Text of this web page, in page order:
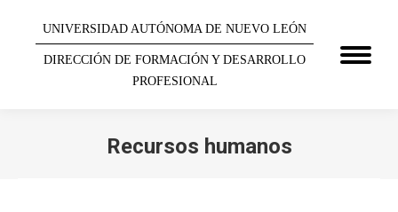
UNIVERSIDAD AUTÓNOMA DE NUEVO LEÓN
DIRECCIÓN DE FORMACIÓN Y DESARROLLO
PROFESIONAL
Recursos humanos